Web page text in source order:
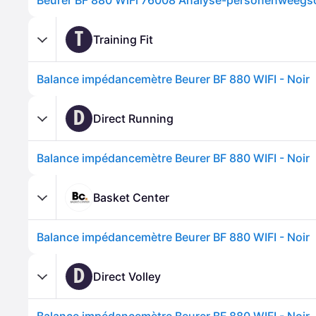
T Training Fit
Balance impédancemètre Beurer BF 880 WIFI - Noir
D Direct Running
Balance impédancemètre Beurer BF 880 WIFI - Noir
Basket Center
Balance impédancemètre Beurer BF 880 WIFI - Noir
D Direct Volley